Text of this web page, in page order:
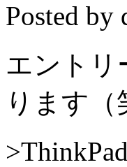
Posted
エントリ
ります（